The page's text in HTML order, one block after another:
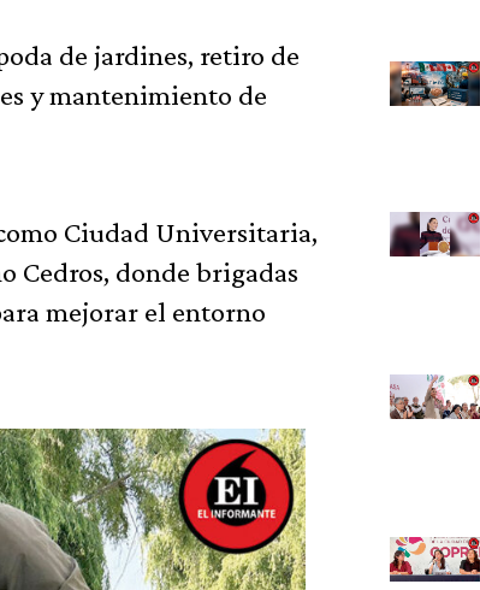
de jardines, retiro de
y mantenimiento de
Ciudad Universitaria,
Cedros, donde brigadas
mejorar el entorno